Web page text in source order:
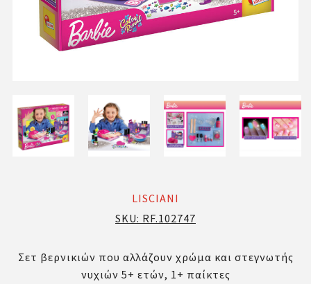
LISCIANI
SKU: RF.102747
Σετ βερνικιών που αλλάζουν χρώμα και στεγνωτής
νυχιών 5+ ετών, 1+ παίκτες